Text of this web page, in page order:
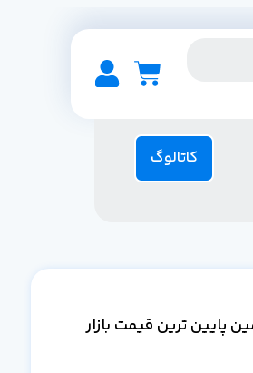
کاتالوگ
پایین ترین قیمت بازار